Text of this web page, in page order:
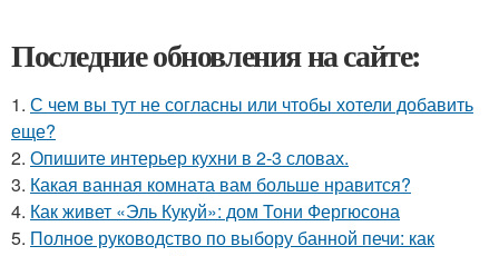
Последние обновления на сайте:
1. С чем вы тут не согласны или чтобы хотели добавить
еще?
2. Опишите интерьер кухни в 2-3 словах.
3. Какая ванная комната вам больше нравится?
4. Как живет «Эль Кукуй»: дом Тони Фергюсона
5. Полное руководство по выбору банной печи: как